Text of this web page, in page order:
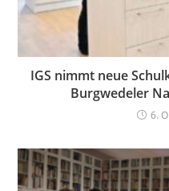
IGS nimmt neue
Burgwedeler
6.